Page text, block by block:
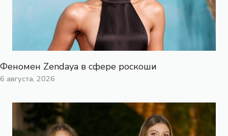
Феномен Zendaya в сфере роскоши
6 августа, 2026